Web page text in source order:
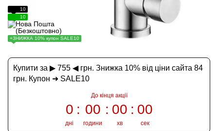
10
10
+ЗНИЖКА 10% купон SALE10
Купити за ▶ 755 ◀ грн. Знижка 10% від ціни сайта 84
грн. Купон ➜ SALE10
До кінця акції
0
дні
00
години
00
хв
00
сек